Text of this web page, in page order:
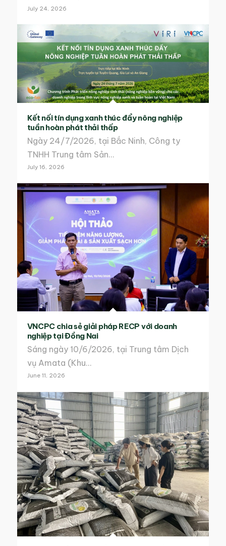
July 24, 2026
Kết nối tín dụng xanh thúc đẩy nông nghiệp
tuần hoàn phát thải thấp
Ngày 24/7/2026, tại Bắc Ninh, Công ty
TNHH Trung tâm Sản…
July 16, 2026
VNCPC chia sẻ giải pháp RECP với doanh
nghiệp tại Đồng Nai
Sáng ngày 10/6/2026, tại Trung tâm Dịch
vụ Amata (Khu…
June 11, 2026